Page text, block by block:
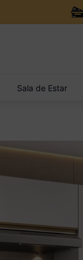
Sala de Estar
quarto bebê completo